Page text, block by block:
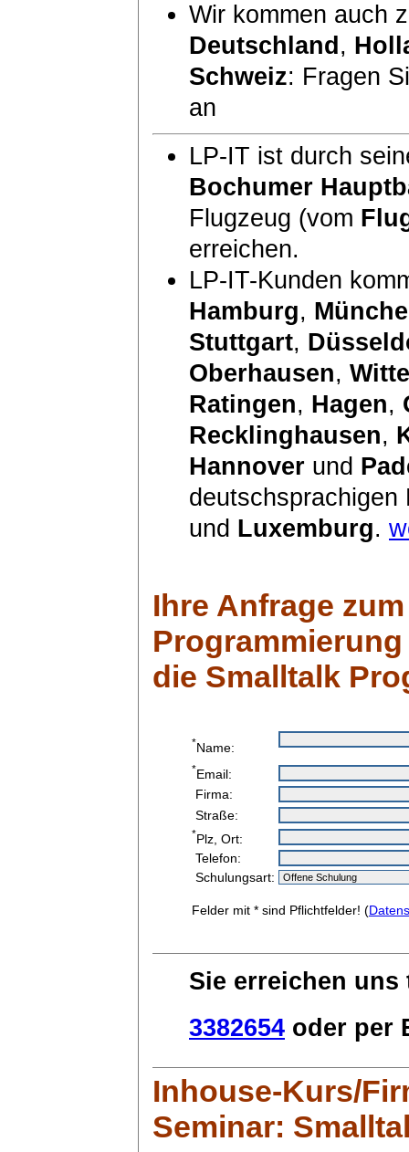
Wir kommen auch
Deutschland ,
Schweiz: Fragen
an
LP-IT ist durch
Bochumer
Flugzeug (vom
erreichen.
LP-IT-Kunden
Hamburg,
Stuttgart,
Oberhausen,
Ratingen, Hagen,
Recklinghausen,
Hannover und
und Luxemburg.
Ihre Anfrage
die Smalltalk
*Name:
*Email:
Firma:
Straße:
*Plz, Ort:
Telefon:
Schulungsart:
Felder mit * sind Pflichtfelder! (
Sie erreichen
3382654 oder per
Inhouse-Kurs/
Seminar: